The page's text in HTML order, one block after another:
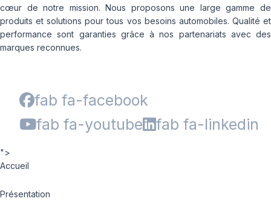
cœur de notre mission. Nous proposons une large gamme de
produits et solutions pour tous vos besoins automobiles. Qualité et
performance sont garanties grâce à nos partenariats avec des
marques reconnues.
fab fa-facebook
fab fa-youtube
fab fa-linkedin
">
Accueil
Présentation